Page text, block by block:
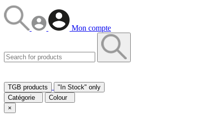
Mon compte
TGB products
"In Stock" only
Catégorie
Colour
×